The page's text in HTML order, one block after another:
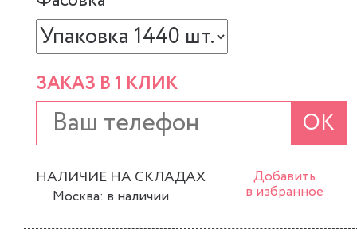
ЗАКАЗ В 1 КЛИК
ОК
НАЛИЧИЕ НА СКЛАДАХ
Москва: в наличии
Добавить
в избранное